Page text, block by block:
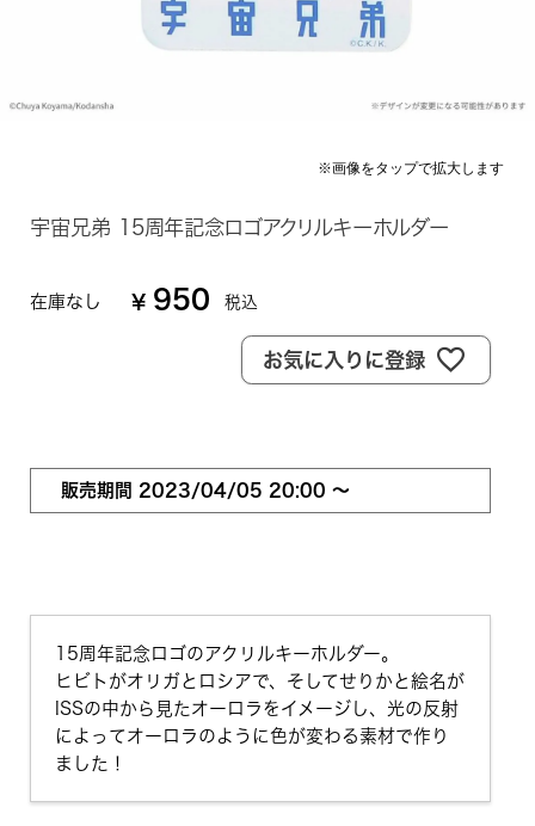
宇宙兄弟 15周年記念ロゴアクリルキーホルダー
在庫なし ¥ 950 税込
お気に入りに登録
販売期間 2023/04/05 20:00 〜
15周年記念ロゴのアクリルキーホルダー。
ヒビトがオリガとロシアで、そしてせりかと絵名が
ISSの中から見たオーロラをイメージし、光の反射
によってオーロラのように色が変わる素材で作り
ました！